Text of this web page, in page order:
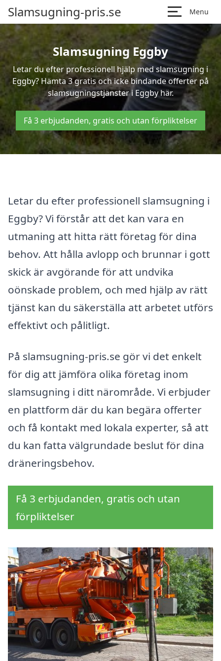
Slamsugning-pris.se Menu
Slamsugning Eggby
Letar du efter professionell hjälp med slamsugning i
Eggby? Hämta 3 gratis och icke bindande offerter på
slamsugningstjänster i Eggby här.
Få 3 erbjudanden, gratis och utan förpliktelser
Letar du efter professionell slamsugning i
Eggby? Vi förstår att det kan vara en
utmaning att hitta rätt företag för dina
behov. Att hålla avlopp och brunnar i gott
skick är avgörande för att undvika
oönskade problem, och med hjälp av rätt
tjänst kan du säkerställa att arbetet utförs
effektivt och pålitligt.
På slamsugning-pris.se gör vi det enkelt
för dig att jämföra olika företag inom
slamsugning i ditt närområde. Vi erbjuder
en plattform där du kan begära offerter
och få kontakt med lokala experter, så att
du kan fatta välgrundade beslut för dina
dräneringsbehov.
Få 3 erbjudanden, gratis och utan
förpliktelser